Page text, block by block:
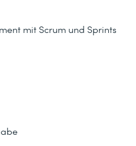
mit Scrum und Sprints